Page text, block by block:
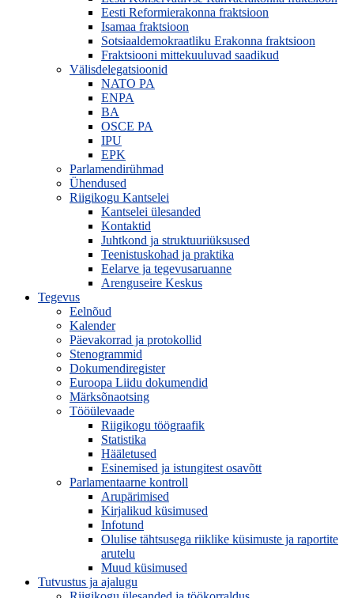
Eesti Reformierakonna fraktsioon
Isamaa fraktsioon
Sotsiaaldemokraatliku Erakonna fraktsioon
Fraktsiooni mittekuuluvad saadikud
Välisdelegatsioonid
NATO PA
ENPA
BA
OSCE PA
IPU
EPK
Parlamendirühmad
Ühendused
Riigikogu Kantselei
Kantselei ülesanded
Kontaktid
Juhtkond ja struktuuriüksused
Teenistuskohad ja praktika
Eelarve ja tegevusaruanne
Arenguseire Keskus
Tegevus
Eelnõud
Kalender
Päevakorrad ja protokollid
Stenogrammid
Dokumendiregister
Euroopa Liidu dokumendid
Märksõnaotsing
Tööülevaade
Riigikogu töögraafik
Statistika
Hääletused
Esinemised ja istungitest osavõtt
Parlamentaarne kontroll
Arupärimised
Kirjalikud küsimused
Infotund
Olulise tähtsusega riiklike küsimuste ja raportite
arutelu
Muud küsimused
Tutvustus ja ajalugu